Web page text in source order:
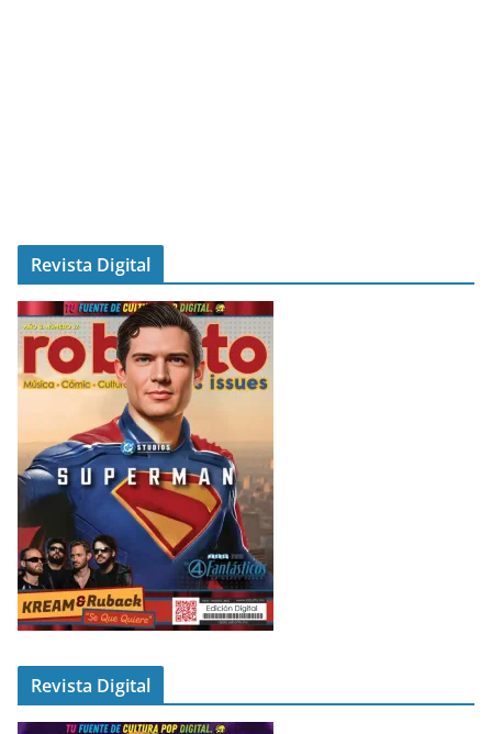
Revista Digital
Revista Digital